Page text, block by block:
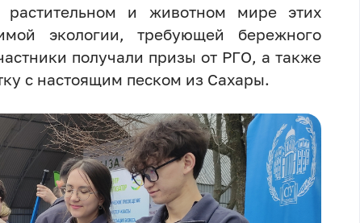
и животном мире этих
экологии, требующей бережного
получали призы от РГО, а также
с настоящим песком из Сахары.